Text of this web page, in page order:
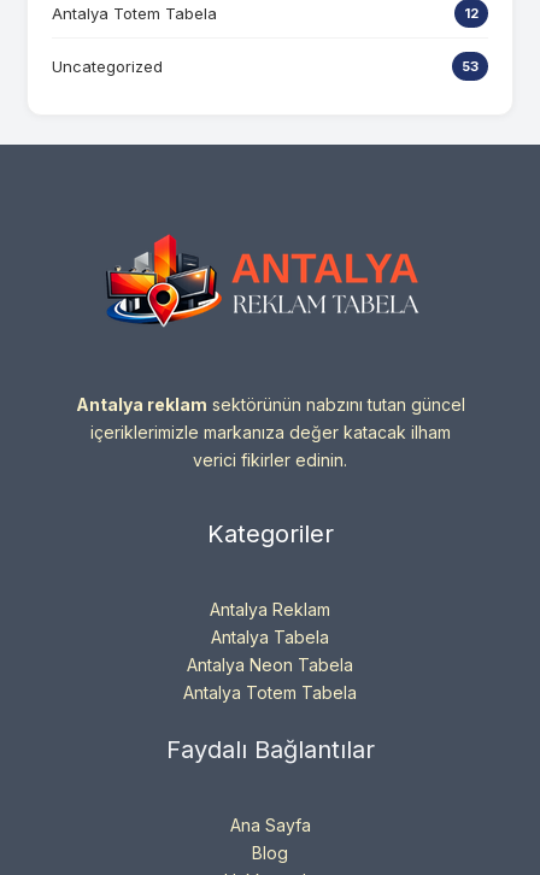
Antalya Totem Tabela 12
Uncategorized 53
Antalya reklam sektörünün nabzını tutan güncel
içeriklerimizle markanıza değer katacak ilham
verici fikirler edinin.
Kategoriler
Antalya Reklam
Antalya Tabela
Antalya Neon Tabela
Antalya Totem Tabela
Faydalı Bağlantılar
Ana Sayfa
Blog